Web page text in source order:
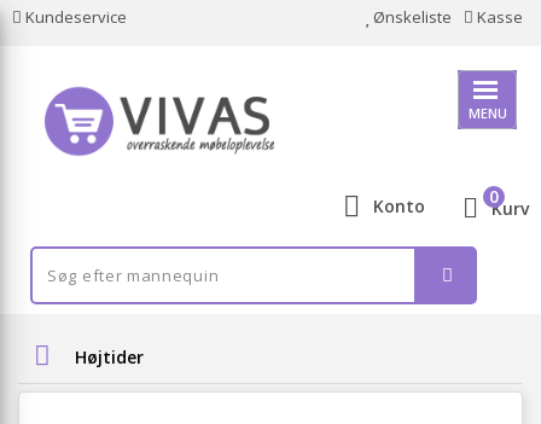
Kundeservice Ønskeliste Kasse
MENU
Konto Kurv
0
Højtider